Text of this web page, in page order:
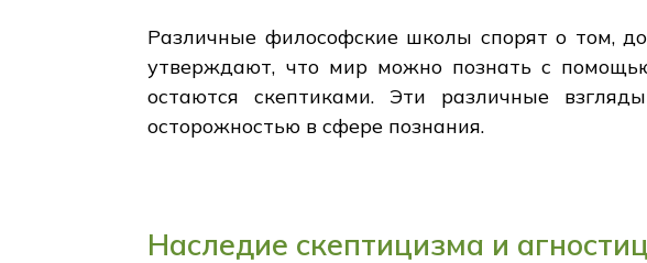
Различные философские школы спорят о том,
утверждают, что мир можно познать с
остаются скептиками. Эти различные
осторожностью в сфере познания.
Наследие скептицизма и